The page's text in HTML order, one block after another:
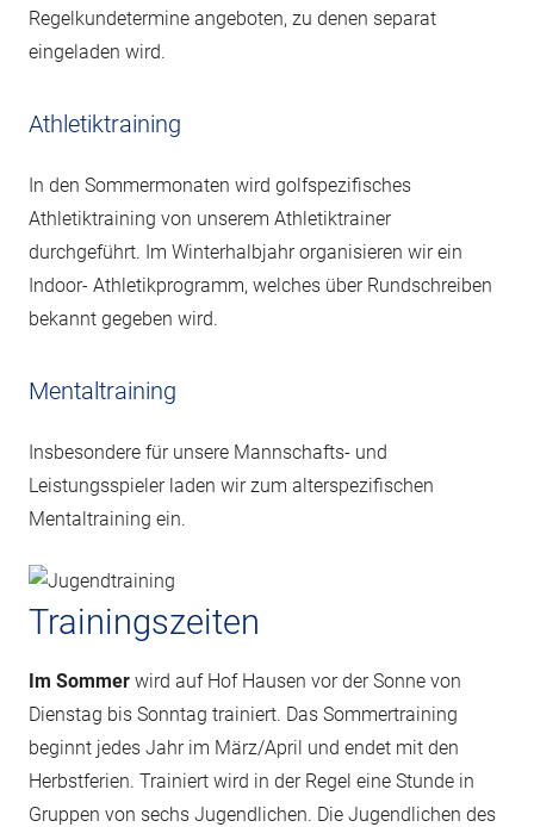
Regelkundetermine angeboten, zu denen separat
eingeladen wird.
Athletiktraining
In den Sommermonaten wird golfspezifisches
Athletiktraining von unserem Athletiktrainer
durchgeführt. Im Winterhalbjahr organisieren wir ein
Indoor- Athletikprogramm, welches über Rundschreiben
bekannt gegeben wird.
Mentaltraining
Insbesondere für unsere Mannschafts- und
Leistungsspieler laden wir zum alterspezifischen
Mentaltraining ein.
Trainingszeiten
Im Sommer wird auf Hof Hausen vor der Sonne von
Dienstag bis Sonntag trainiert. Das Sommertraining
beginnt jedes Jahr im März/April und endet mit den
Herbstferien. Trainiert wird in der Regel eine Stunde in
Gruppen von sechs Jugendlichen. Die Jugendlichen des